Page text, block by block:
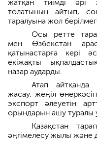
жатқан тиімді әрі
толатынын айтып,
таралуына жол
Осы ретте
мен Өзбекстан
қатынастарға кері
екіжақты
назар аударды.
Атап
жасау, жеңіл
экспорт әлеуетін
орындарын ашу туралы
Қазақстан
әңгімелесу жылы және